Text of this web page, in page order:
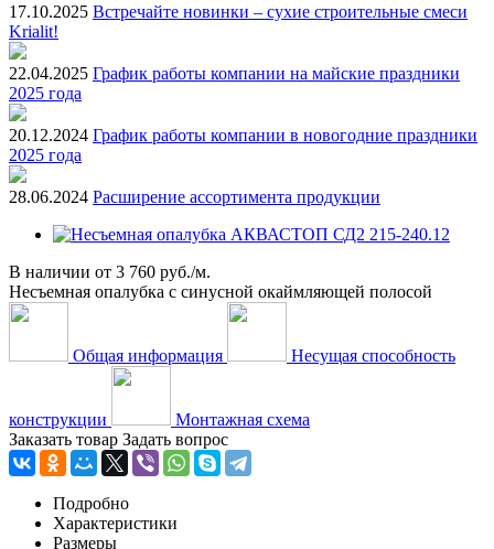
17.10.2025 Встречайте новинки – сухие строительные смеси
Krialit!
22.04.2025 График работы компании на майские праздники
2025 года
20.12.2024 График работы компании в новогодние праздники
2025 года
28.06.2024 Расширение ассортимента продукции
В наличии от 3 760 руб./м.
Несъемная опалубка с синусной окаймляющей полосой
Общая информация Несущая способность
конструкции
Монтажная схема
Заказать товар Задать вопрос
Подробно
Характеристики
Размеры